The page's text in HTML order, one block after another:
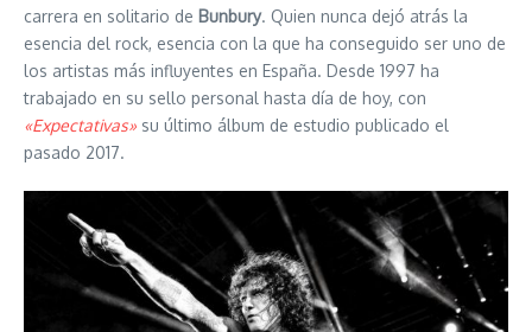
carrera en solitario de Bunbury. Quien nunca dejó atrás la
esencia del rock, esencia con la que ha conseguido ser uno de
los artistas más influyentes en España. Desde 1997 ha
trabajado en su sello personal hasta día de hoy, con
«Expectativas» su último álbum de estudio publicado el
pasado 2017.